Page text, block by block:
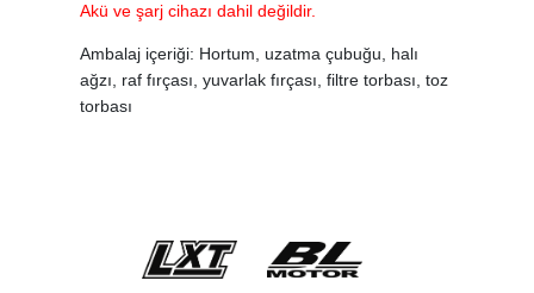
Akü ve şarj cihazı dahil değildir.
Ambalaj içeriği: Hortum, uzatma çubuğu, halı
ağzı, raf fırçası, yuvarlak fırçası, filtre torbası, toz
torbası